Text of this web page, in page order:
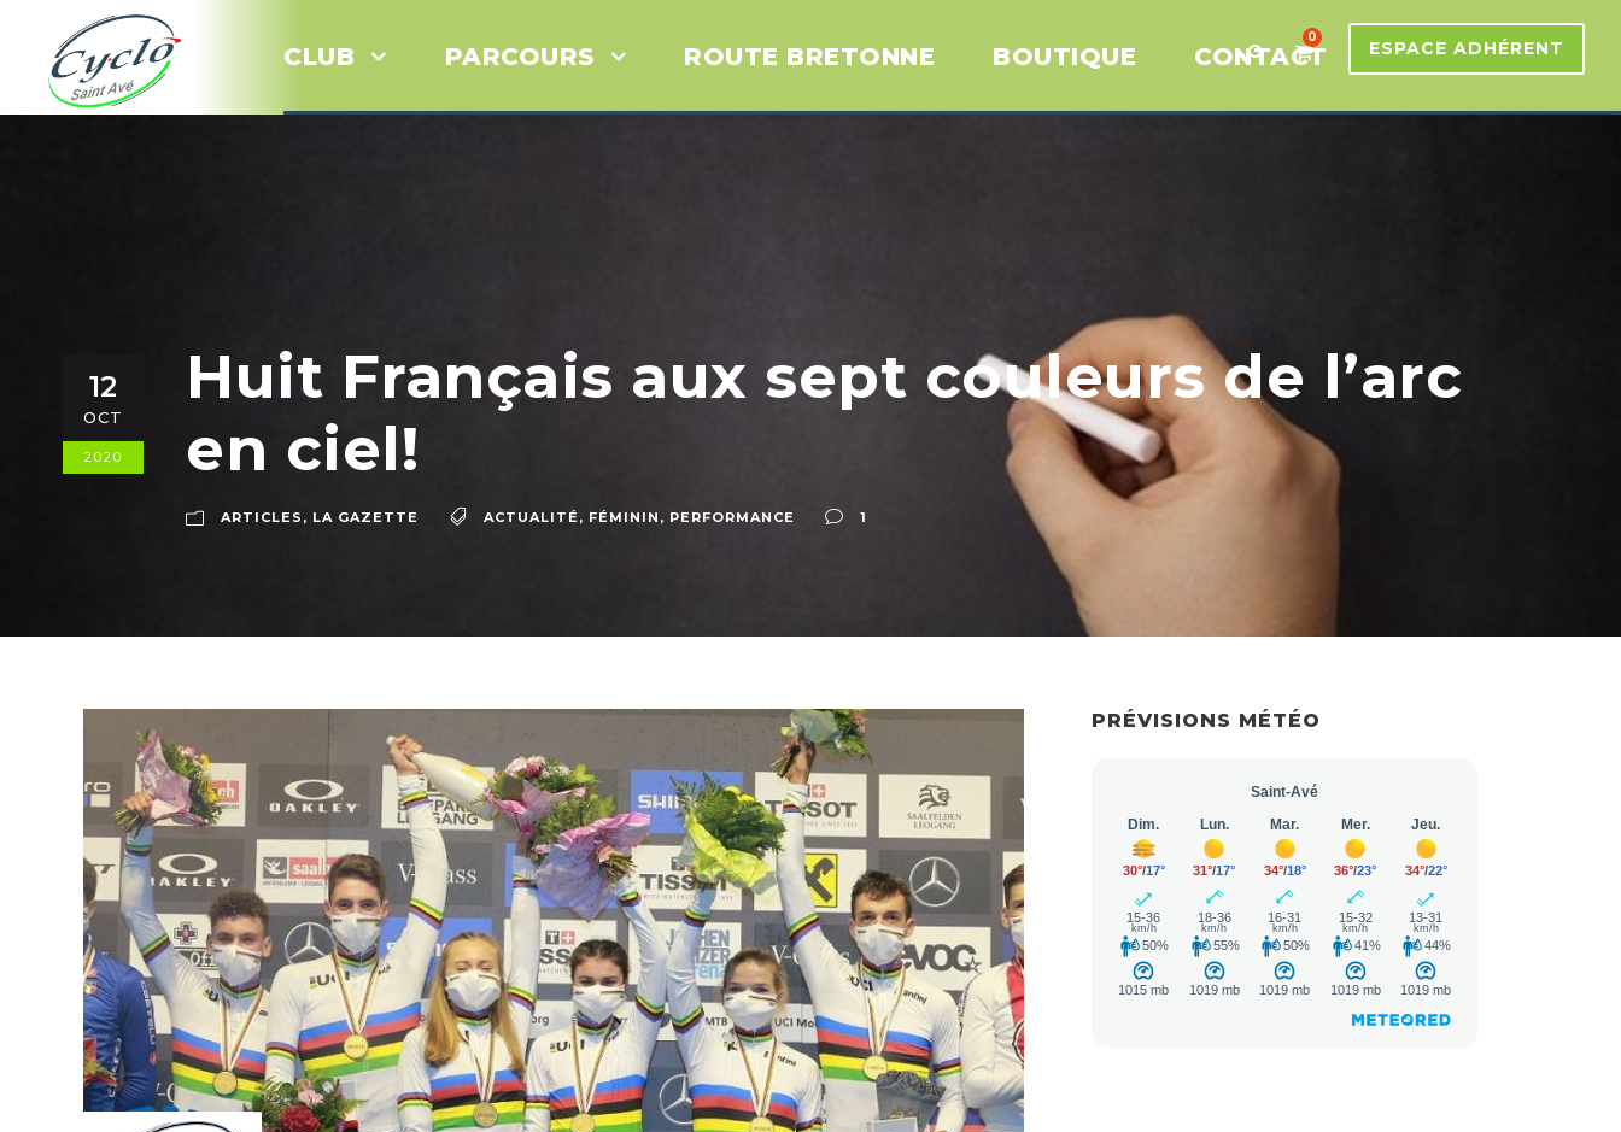
CLUB PARCOURS ROUTE BRETONNE BOUTIQUE CONTACT
0
ESPACE ADHÉRENT
12
OCT
2020
Huit Français aux sept couleurs de l’arc
en ciel!
ARTICLES , LA GAZETTE ACTUALITÉ, FÉMININ , PERFORMANCE 1
PRÉVISIONS MÉTÉO